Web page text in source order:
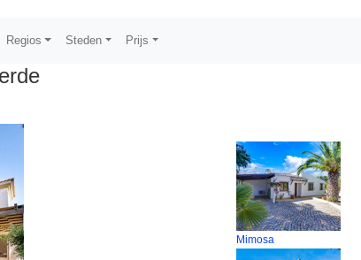
Regios Steden Prijs
Mimosa